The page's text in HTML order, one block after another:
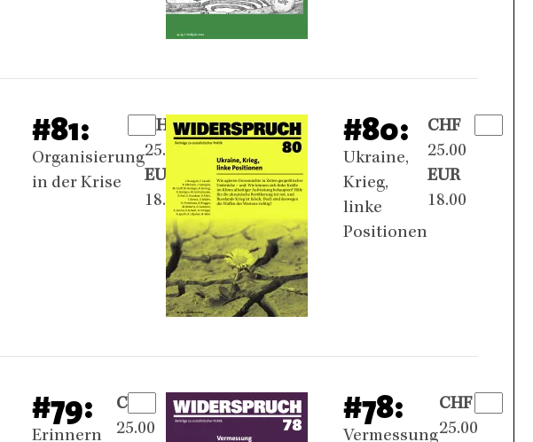
#81:
Organisierung
in der Krise
CHF
25.00
EUR
18.00
#80:
Ukraine,
Krieg,
linke
Positionen
CHF
25.00
EUR
18.00
#79:
Erinnern
CHF
25.00
#78:
Vermessung
CHF
25.00